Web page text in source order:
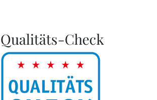
Qualitäts-Check